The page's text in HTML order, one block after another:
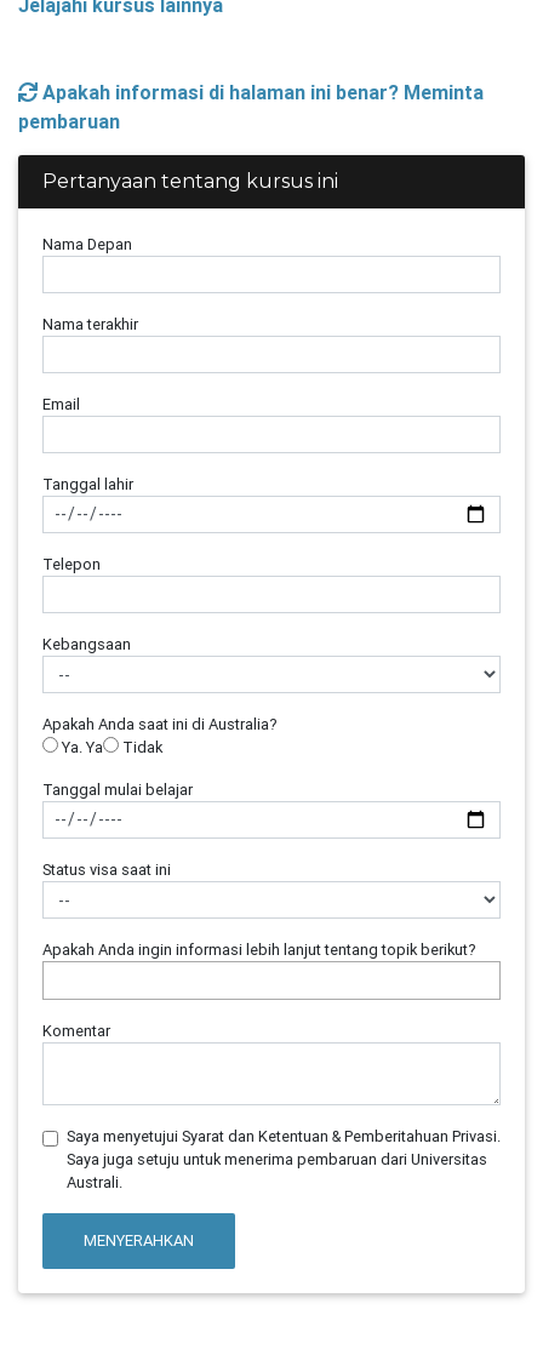
Jelajahi kursus lainnya
Apakah informasi di halaman ini benar? Meminta
pembaruan
Pertanyaan tentang kursus ini
Nama Depan
Nama terakhir
Email
Tanggal lahir
Telepon
Kebangsaan
Apakah Anda saat ini di Australia?
Ya. Ya
Tidak
Tanggal mulai belajar
Status visa saat ini
Apakah Anda ingin informasi lebih lanjut tentang topik berikut?
Komentar
Saya menyetujui Syarat dan Ketentuan & Pemberitahuan Privasi.
Saya juga setuju untuk menerima pembaruan dari Universitas
Australi.
MENYERAHKAN